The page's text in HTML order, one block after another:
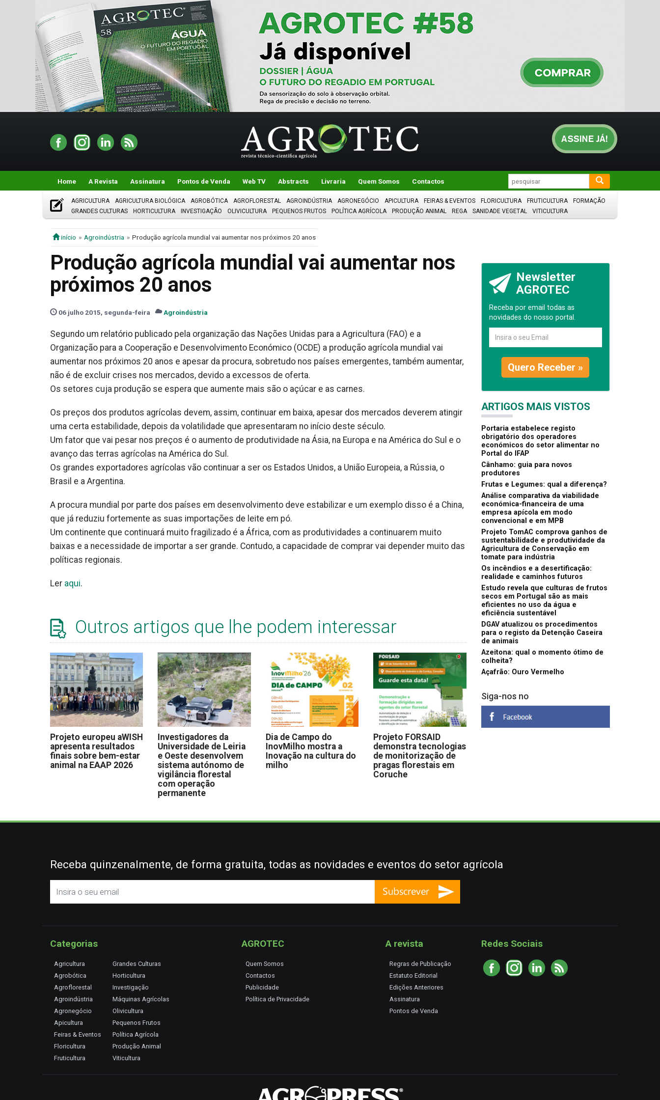
Home A Revista Assinatura Pontos de Venda Web TV Abstracts Livraria Quem Somos Contactos
AGRICULTURA AGRICULTURA BIOLÓGICA AGROBÓTICA AGROFLORESTAL AGROINDÚSTRIA AGRONEGÓCIO APICULTURA FEIRAS & EVENTOS FLORICULTURA FRUTICULTURA
FORMAÇÃO
GRANDES CULTURAS
HORTICULTURA INVESTIGAÇÃO OLIVICULTURA PEQUENOS FRUTOS POLÍTICA AGRÍCOLA PRODUÇÃO ANIMAL REGA SANIDADE VEGETAL VITICULTURA
início Agroindústria Produção agrícola mundial vai aumentar nos próximos 20 anos
Produção agrícola mundial vai aumentar nos
próximos 20 anos
06 julho 2015, segunda-feira Agroindústria
Segundo um relatório publicado pela organização das Nações Unidas para a Agricultura (FAO) e a
Organização para a Cooperação e Desenvolvimento Económico (OCDE) a produção agrícola mundial vai
aumentar nos próximos 20 anos e apesar da procura, sobretudo nos países emergentes, também aumentar,
não é de excluir crises nos mercados, devido a excessos de oferta.
Os setores cuja produção se espera que aumente mais são o açúcar e as carnes.
Os preços dos produtos agrícolas devem, assim, continuar em baixa, apesar dos mercados deverem atingir
uma certa estabilidade, depois da volatilidade que apresentaram no início deste século.
Um fator que vai pesar nos preços é o aumento de produtividade na Ásia, na Europa e na América do Sul e o
avanço das terras agrícolas na América do Sul.
Os grandes exportadores agrícolas vão continuar a ser os Estados Unidos, a União Europeia, a Rússia, o
Brasil e a Argentina.
A procura mundial por parte dos países em desenvolvimento deve estabilizar e um exemplo disso é a China,
que já reduziu fortemente as suas importações de leite em pó.
Um continente que continuará muito fragilizado é a África, com as produtividades a continuarem muito
baixas e a necessidade de importar a ser grande. Contudo, a capacidade de comprar vai depender muito das
políticas regionais.
Ler aqui.
Outros artigos que lhe podem interessar
Projeto europeu aWISH
apresenta resultados
finais sobre bem-estar
animal na EAAP 2026
Investigadores da
Universidade de Leiria
e Oeste desenvolvem
sistema autónomo de
vigilância florestal
com operação
permanente
Dia de Campo do
InovMilho mostra a
Inovação na cultura do
milho
Projeto FORSAID
demonstra tecnologias
de monitorização de
pragas florestais em
Coruche
Newsletter
AGROTEC
Receba por email todas as
novidades do nosso portal.
Quero Receber »
ARTIGOS MAIS VISTOS
Portaria estabelece registo
obrigatório dos operadores
económicos do setor alimentar no
Portal do IFAP
Cânhamo: guia para novos
produtores
Frutas e Legumes: qual a diferença?
Análise comparativa da viabilidade
económica-financeira de uma
empresa apícola em modo
convencional e em MPB
Projeto TomAC comprova ganhos de
sustentabilidade e produtividade da
Agricultura de Conservação em
tomate para indústria
Os incêndios e a desertificação:
realidade e caminhos futuros
Estudo revela que culturas de frutos
secos em Portugal são as mais
eficientes no uso da água e
eficiência sustentável
DGAV atualizou os procedimentos
para o registo da Detenção Caseira
de animais
Azeitona: qual o momento ótimo de
colheita?
Açafrão: Ouro Vermelho
Siga-nos no
Receba quinzenalmente, de forma gratuita, todas as novidades e eventos do setor agrícola
Categorias
Agricultura
Agrobótica
Agroflorestal
Agroindústria
Agronegócio
Apicultura
Feiras & Eventos
Floricultura
Fruticultura
Grandes Culturas
Horticultura
Investigação
Máquinas Agrícolas
Olivicultura
Pequenos Frutos
Política Agrícola
Produção Animal
Viticultura
AGROTEC
Quem Somos
Contactos
Publicidade
Política de Privacidade
A revista
Regras de Publicação
Estatuto Editorial
Edições Anteriores
Assinatura
Pontos de Venda
Redes Sociais